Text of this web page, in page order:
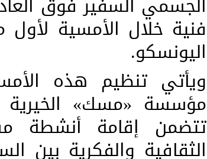
فنية خلال الأمسية
اليونسكو.
ويأتي تنظيم هذه
مؤسسة «مسك» الخيرية
تتضمن إقامة أنشطة
الثقافية والفكرية بين